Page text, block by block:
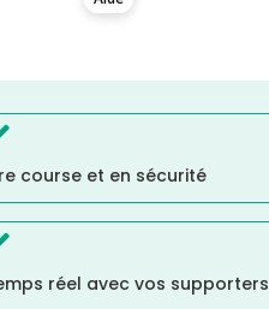
course et en sécurité
réel avec vos supporters